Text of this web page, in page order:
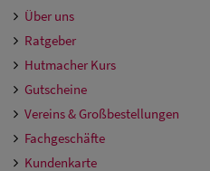
(63-65 cm)
Über uns
Ratgeber
Hutmacher Kurs
Gutscheine
Vereins & Großbestellungen
Fachgeschäfte
Kundenkarte